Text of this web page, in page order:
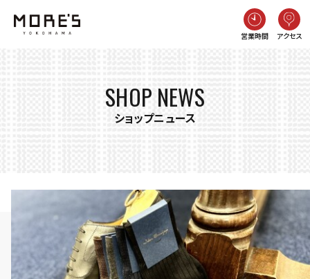
営業時間 アクセス
SHOP NEWS
ショップニュース